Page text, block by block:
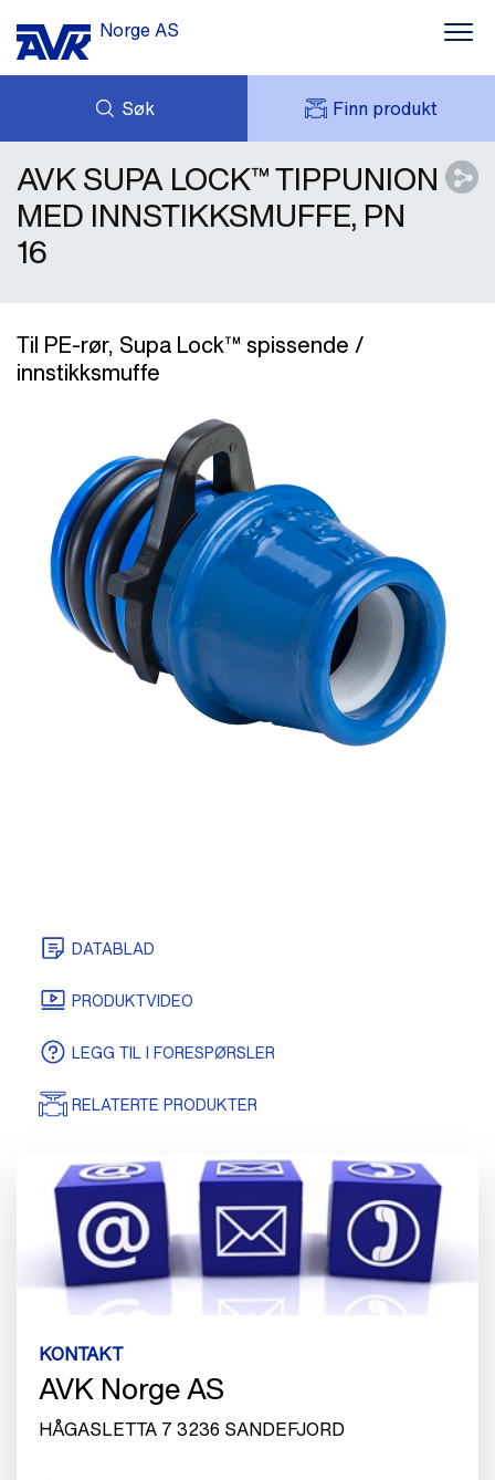
Norge AS
Søk Finn produkt
NYHETER
NEDLASTNINGER
KONTAKT OSS
OM AVK NORGE
REFERANSER
FORESPØRSEL
MITT AVK
AVK HOLDING (GROUP)
AVK SUPA LOCK™ TIPPUNION
MED INNSTIKKSMUFFE, PN
16
Til PE-rør, Supa Lock™ spissende /
innstikksmuffe
DATABLAD
SERTIFIKATER
TEGNINGER/MODELLER
PRODUKTVIDEO
LEGG TIL I FORESPØRSLER
RELATERTE PRODUKTER
KONTAKT
AVK Norge AS
HÅGASLETTA 7 3236 SANDEFJORD